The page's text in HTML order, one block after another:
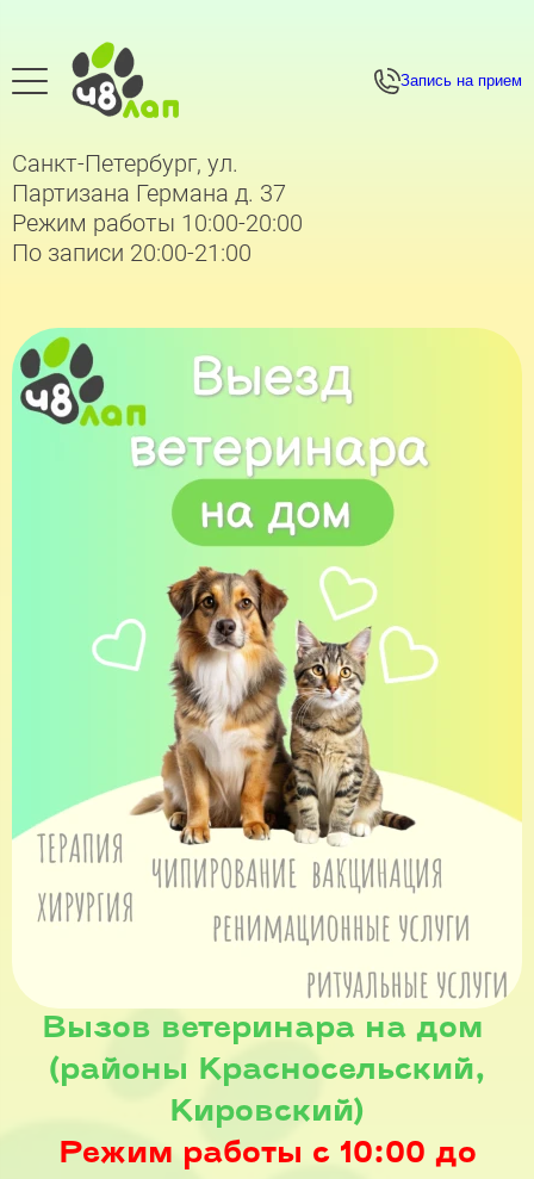
Запись на прием
Санкт-Петербург, ул.
Партизана Германа д. 37
Режим работы 10:00-20:00
По записи 20:00-21:00
Вызов ветеринара на дом
(районы Красносельский,
Кировский)
Режим работы с 10:00 до